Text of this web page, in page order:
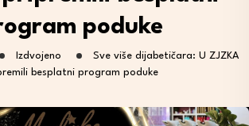
poduke
Izdvojeno
Sve više dijabetičara: U ZJZKA
besplatni program poduke